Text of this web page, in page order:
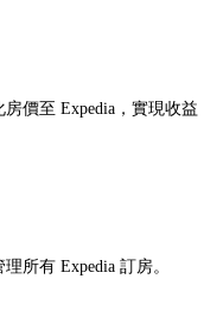
價至 Expedia，實現收益
所有 Expedia 訂房。